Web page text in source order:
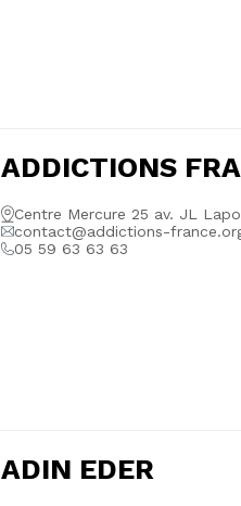
ADDICTIONS
Centre Mercure 25 av. JL
contact@addictions-
05 59 63 63 63
ADIN EDER